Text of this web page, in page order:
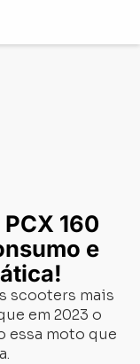
PCX 160 2023 –
160
e
scooters mais
em 2023 o
essa moto que